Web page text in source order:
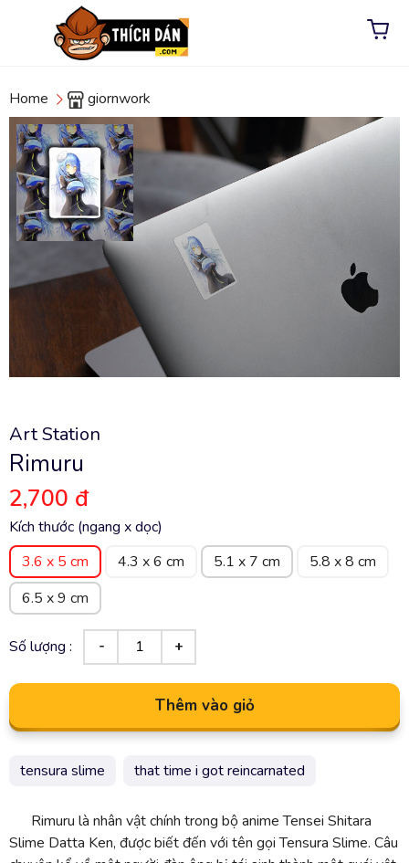
Home giornwork
Art Station
Rimuru
2,700 đ
Kích thước (ngang x dọc)
3.6 x 5 cm
4.3 x 6 cm 5.1 x 7 cm
5.8 x 8 cm
6.5 x 9 cm
Số lượng :
Thêm vào giỏ
tensura slime that time i got reincarnated
Rimuru là nhân vật chính trong bộ anime Tensei Shitara
Slime Datta Ken, được biết đến với tên gọi Tensura Slime. Câu